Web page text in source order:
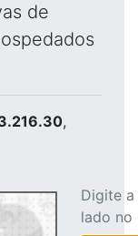
de
,
Digite
lado no